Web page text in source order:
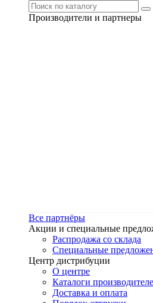
Производители и партнеры
Все партнёры
Акции и специальные
Распродажа со склада
Специальные
Центр дистрибуции
О центре
Каталоги
Доставка и оплата